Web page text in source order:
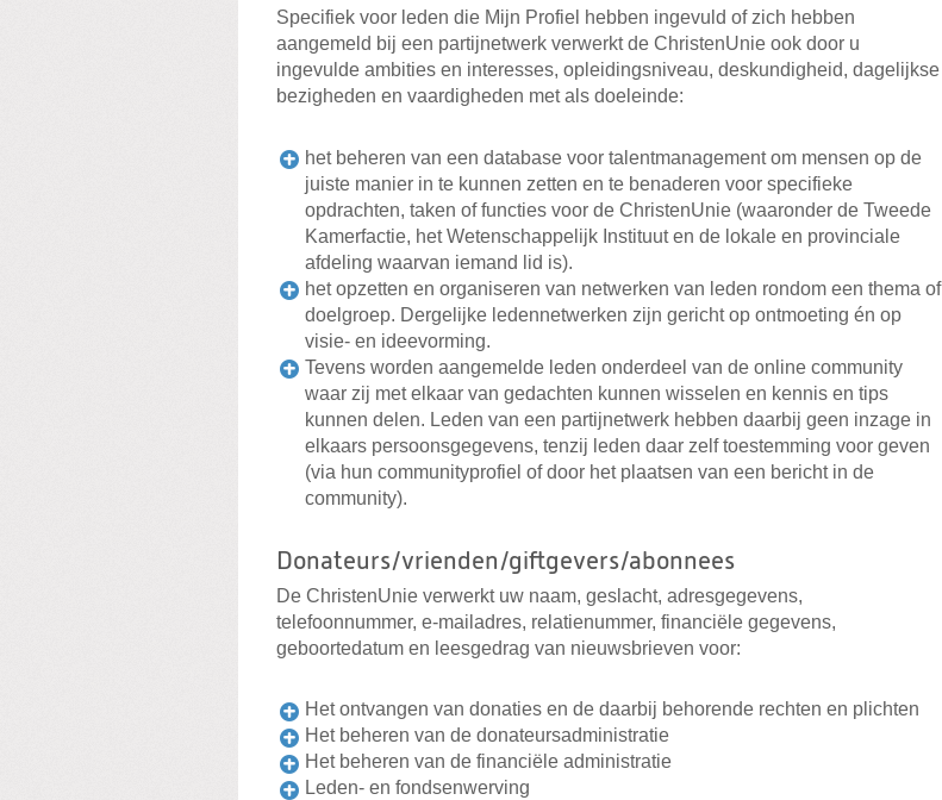
Specifiek voor leden die Mijn Profiel hebben ingevuld of zich hebben
aangemeld bij een partijnetwerk verwerkt de ChristenUnie ook door u
ingevulde ambities en interesses, opleidingsniveau, deskundigheid, dagelijkse
bezigheden en vaardigheden met als doeleinde:
het beheren van een database voor talentmanagement om mensen op de
juiste manier in te kunnen zetten en te benaderen voor specifieke
opdrachten, taken of functies voor de ChristenUnie (waaronder de Tweede
Kamerfactie, het Wetenschappelijk Instituut en de lokale en provinciale
afdeling waarvan iemand lid is).
het opzetten en organiseren van netwerken van leden rondom een thema of
doelgroep. Dergelijke ledennetwerken zijn gericht op ontmoeting én op
visie- en ideevorming.
Tevens worden aangemelde leden onderdeel van de online community
waar zij met elkaar van gedachten kunnen wisselen en kennis en tips
kunnen delen. Leden van een partijnetwerk hebben daarbij geen inzage in
elkaars persoonsgegevens, tenzij leden daar zelf toestemming voor geven
(via hun communityprofiel of door het plaatsen van een bericht in de
community).
Donateurs/vrienden/giftgevers/abonnees
De ChristenUnie verwerkt uw naam, geslacht, adresgegevens,
telefoonnummer, e-mailadres, relatienummer, financiële gegevens,
geboortedatum en leesgedrag van nieuwsbrieven voor:
Het ontvangen van donaties en de daarbij behorende rechten en plichten
Het beheren van de donateursadministratie
Het beheren van de financiële administratie
Leden- en fondsenwerving